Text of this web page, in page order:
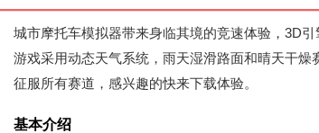
城市摩托车模拟器带来身临其境的竞速体验，3D
游戏采用动态天气系统，雨天湿滑路面和晴天干
征服所有赛道，感兴趣的快来下载体验。
基本介绍